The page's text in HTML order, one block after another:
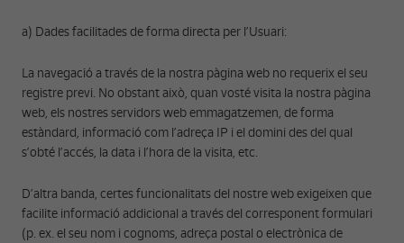
a) Dades facilitades de forma directa per l’Usuari:
La navegació a través de la nostra pàgina web no requerix el seu
registre previ. No obstant això, quan vosté visita la nostra pàgina
web, els nostres servidors web emmagatzemen, de forma
estàndard, informació com l’adreça IP i el domini des del qual
s’obté l’accés, la data i l’hora de la visita, etc.
D’altra banda, certes funcionalitats del nostre web exigeixen que
facilite informació addicional a través del corresponent formulari
(p. ex. el seu nom i cognoms, adreça postal o electrònica de